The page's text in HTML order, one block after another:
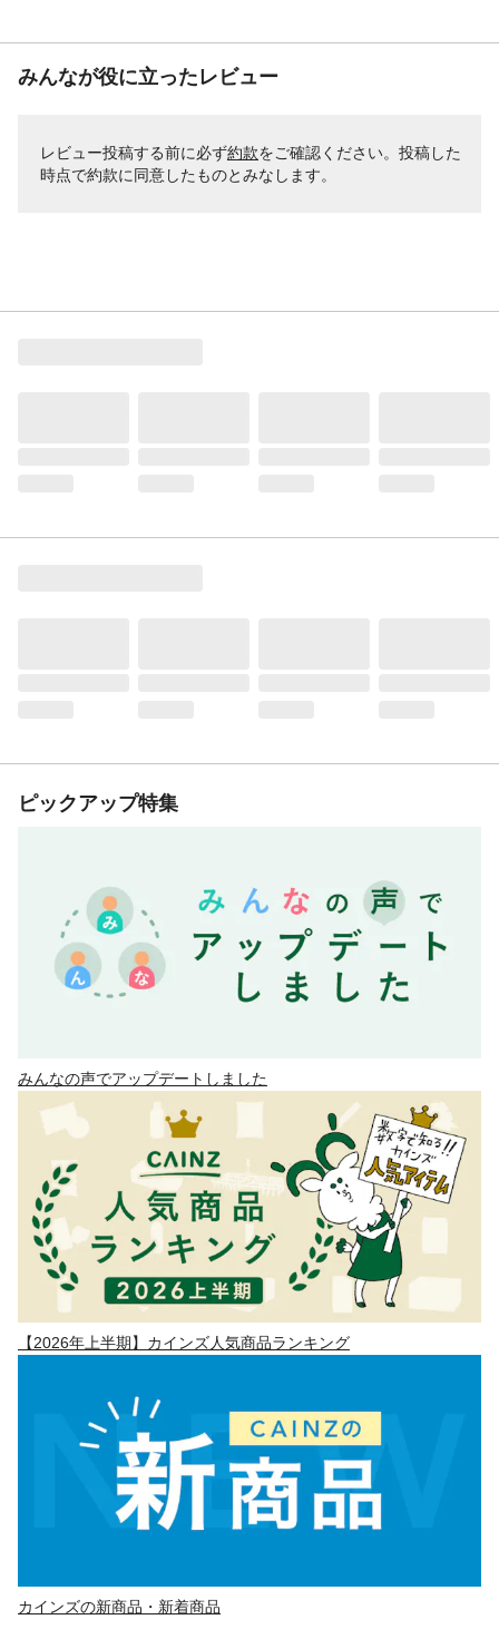
みんなが役に立ったレビュー
レビュー投稿する前に必ず約款をご確認ください。投稿した
時点で約款に同意したものとみなします。
ピックアップ特集
みんなの声でアップデートしました
【2026年上半期】カインズ人気商品ランキング
カインズの新商品・新着商品